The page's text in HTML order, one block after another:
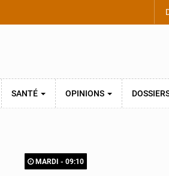
SANTÉ OPINIONS
MARDI - 09:10